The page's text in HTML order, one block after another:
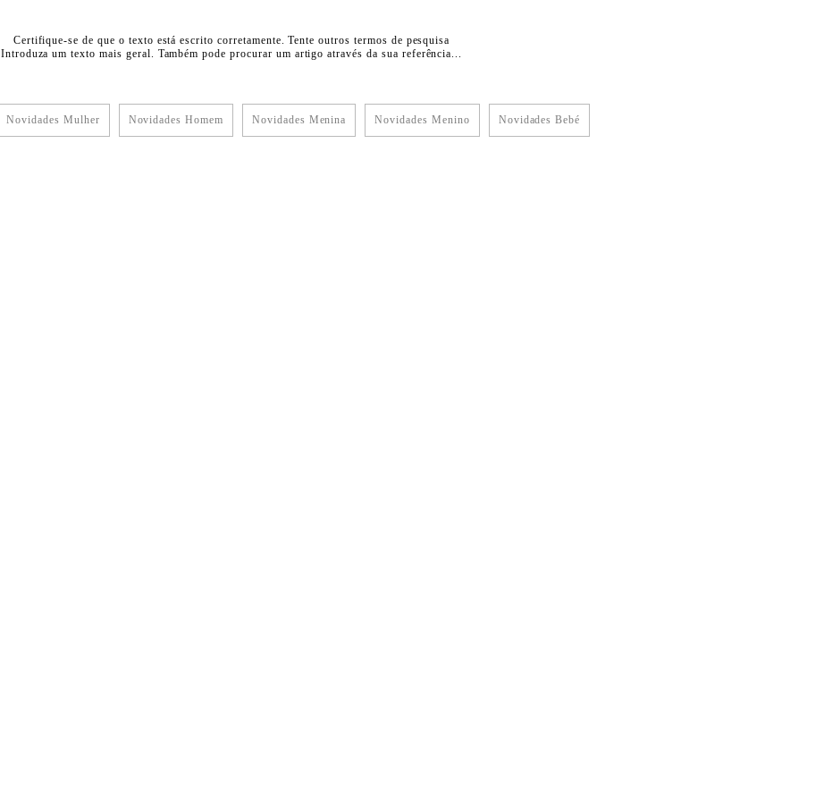
Certifique-se de que o texto está escrito corretamente. Tente outros termos de pesquisa
Introduza um texto mais geral. Também pode procurar um artigo através da sua referência...
Novidades Mulher Novidades Homem Novidades Menina Novidades Menino Novidades Bebé